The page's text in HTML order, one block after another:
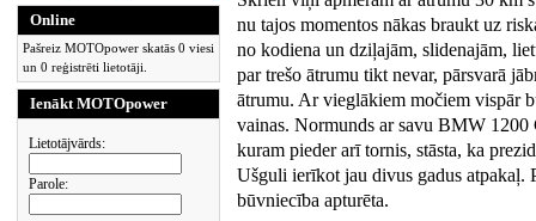
Online
Pašreiz MOTOpower skatās 0 viesi
un 0 reģistrēti lietotāji.
Ienākt MOTOpower
Lietotājvārds:
Parole:
nu tajos momentos nākas braukt uz
no kodiena un dziļajām, slidenajām,
par trešo ātrumu tikt nevar, pārsvarā
ātrumu. Ar vieglākiem močiem vispār
vainas. Normunds ar savu BMW
kuram pieder arī tornis, stāsta, ka
Ušguli ierīkot jau divus gadus atpakaļ.
būvniecība apturēta.